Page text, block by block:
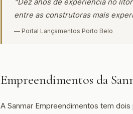
"Dez anos de experiência no
entre as construtoras mais
— Portal Lançamentos Porto Belo
Empreendimentos da
A Sanmar Empreendimentos tem